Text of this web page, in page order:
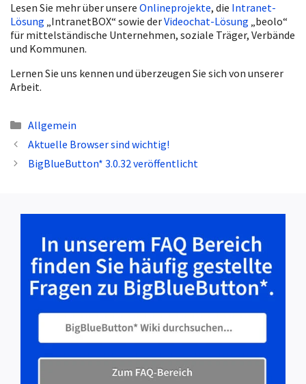
Lesen Sie mehr über unsere Onlineprojekte, die Intranet-
Lösung „IntranetBOX“ sowie derVideochat-Lösung „beolo“
für mittelständische Unternehmen, soziale Träger, Verbände
und Kommunen.
Lernen Sie uns kennen und überzeugen Sie sich von unserer
Arbeit.
Kategorien
Allgemein
Aktuelle Browser sind wichtig!
BigBlueButton* 3.0.32 veröffentlicht